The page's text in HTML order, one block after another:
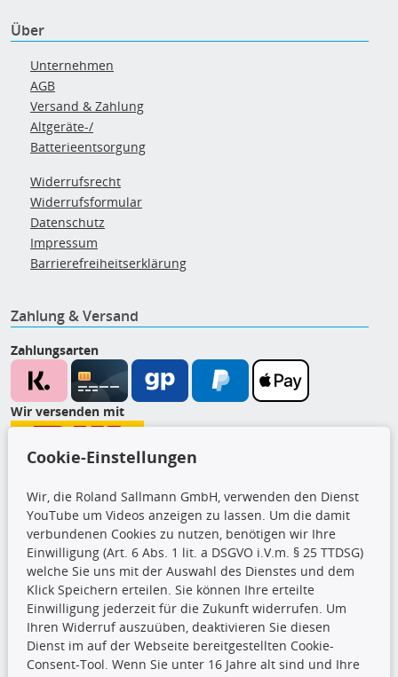
Über
Unternehmen
AGB
Versand & Zahlung
Altgeräte-/
Batterieentsorgung
Widerrufsrecht
Widerrufsformular
Datenschutz
Impressum
Barrierefreiheitserklärung
Zahlung & Versand
Zahlungsarten
Wir versenden mit
CARAT Gruppe
Folge uns
Cookie-Einstellungen
Wir, die Roland Sallmann GmbH, verwenden den Dienst
YouTube um Videos anzeigen zu lassen. Um die damit
verbundenen Cookies zu nutzen, benötigen wir Ihre
Einwilligung (Art. 6 Abs. 1 lit. a DSGVO i.V.m. § 25 TTDSG)
welche Sie uns mit der Auswahl des Dienstes und dem
Klick Speichern erteilen. Sie können Ihre erteilte
Einwilligung jederzeit für die Zukunft widerrufen. Um
Ihren Widerruf auszuüben, deaktivieren Sie diesen
Dienst im auf der Webseite bereitgestellten Cookie-
Consent-Tool. Wenn Sie unter 16 Jahre alt sind und Ihre